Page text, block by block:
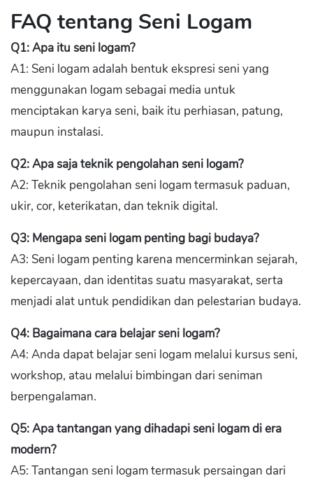
FAQ tentang Seni Logam
Q1: Apa itu seni logam?
A1: Seni logam adalah bentuk ekspresi seni yang
menggunakan logam sebagai media untuk
menciptakan karya seni, baik itu perhiasan, patung,
maupun instalasi.
Q2: Apa saja teknik pengolahan seni logam?
A2: Teknik pengolahan seni logam termasuk paduan,
ukir, cor, keterikatan, dan teknik digital.
Q3: Mengapa seni logam penting bagi budaya?
A3: Seni logam penting karena mencerminkan sejarah,
kepercayaan, dan identitas suatu masyarakat, serta
menjadi alat untuk pendidikan dan pelestarian budaya.
Q4: Bagaimana cara belajar seni logam?
A4: Anda dapat belajar seni logam melalui kursus seni,
workshop, atau melalui bimbingan dari seniman
berpengalaman.
Q5: Apa tantangan yang dihadapi seni logam di era
modern?
A5: Tantangan seni logam termasuk persaingan dari